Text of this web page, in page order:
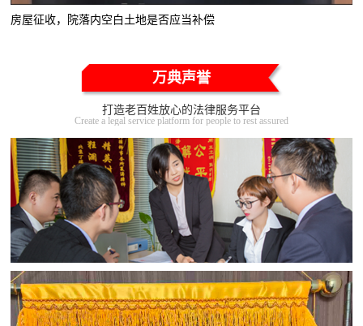
房屋征收，院落内空白土地是否应当补偿
万典声誉
打造老百姓放心的法律服务平台
Create a legal service platform for people to rest assured